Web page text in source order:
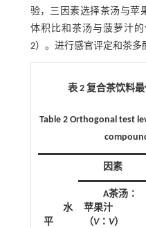
验，三因素选择茶汤与苹
体积比和茶汤与菠萝汁
2）。进行感官评定和茶多
表 2 复合茶饮料
Table 2 Orthogonal test
水
平
因素
A茶汤∶
苹果汁
（V∶ V）